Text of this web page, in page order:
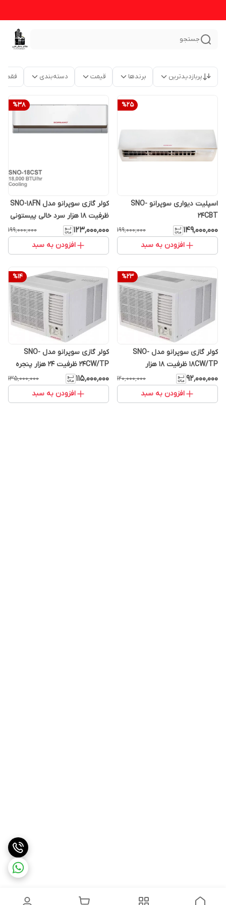
جستجو
پربازدیدترین برندها قیمت دسته‌بندی فقط
%25
اسپلیت دیواری سوپرانو SNO-
24CBT
۱۴۹٬۰۰۰٬۰۰۰ ۱۹۹٬۰۰۰٬۰۰۰
افزودن به سبد
%38
کولر گازی سوپرانو مدل SNO-18FN
ظرفیت ۱۸ هزار سرد خالی پیستونی
T3
۱۲۳٬۰۰۰٬۰۰۰ ۱۹۹٬۰۰۰٬۰۰۰
افزودن به سبد
%23
کولر گازی سوپرانو مدل SNO-
18CW/TP ظرفیت ۱۸ هزار
۹۲٬۰۰۰٬۰۰۰ ۱۲۰٬۰۰۰٬۰۰۰
افزودن به سبد
%14
کولر گازی سوپرانو مدل SNO-
24CW/TP ظرفیت ۲۴ هزار پنجره
ای
۱۱۵٬۰۰۰٬۰۰۰ ۱۳۵٬۰۰۰٬۰۰۰
افزودن به سبد